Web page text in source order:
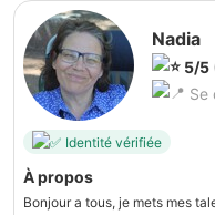
Nadia
5/5
Se
Identité vérifiée
À propos
Bonjour a tous, je mets mes